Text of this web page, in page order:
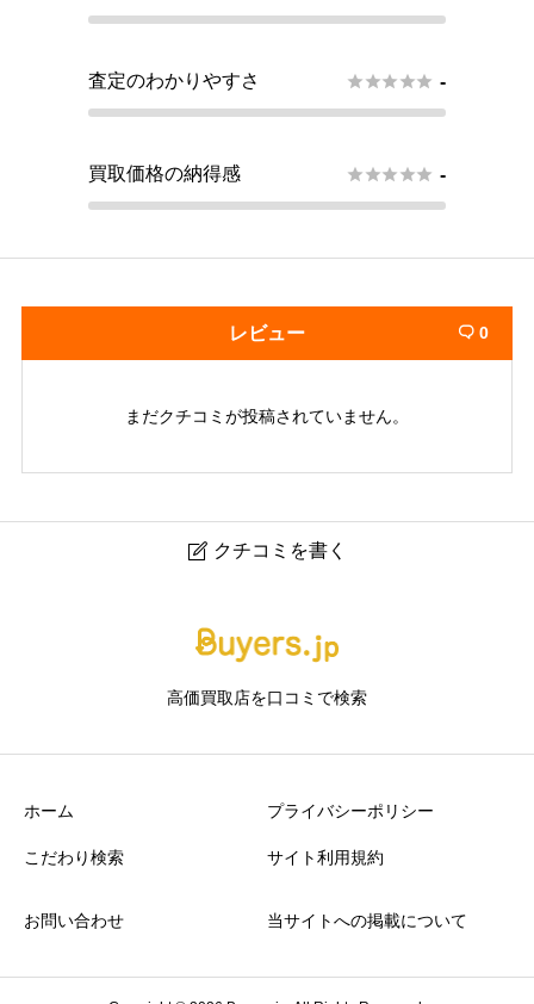
査定のわかりやすさ  -
買取価格の納得感  -
レビュー  0
まだクチコミが投稿されていません。
 クチコミを書く
任意
高価買取店を口コミで検索
ホーム
こだわり検索
プライバシーポリシー
サイト利用規約
お問い合わせ 当サイトへの掲載について